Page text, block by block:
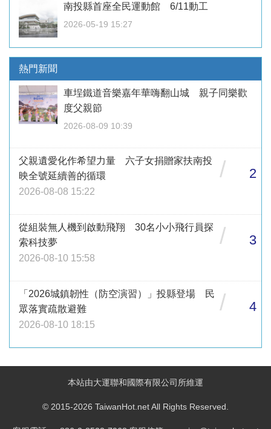
南投縣首座全民運動館 6/11動工
2026-05-19 15:27
熱門新聞
車埕鐵道音樂嘉年華嗨翻山城 親子同樂歡
度父親節
2026-08-09 10:39
父親遺愛化作希望力量 六子女捐贈家扶南投
映全號延續善的循環
2026-08-08 15:22
/ 2
從組裝無人機到啟動飛翔 30名小小飛行員探
索科技夢
2026-08-10 15:58
/ 3
「2026城鎮韌性（防空演習）」投縣登場 民
眾落實疏散避難
2026-08-10 18:15
/ 4
本站由大運聯和國際有限公司所維運
© 2015-2026 TaiwanHot.net All Rights Reserved.